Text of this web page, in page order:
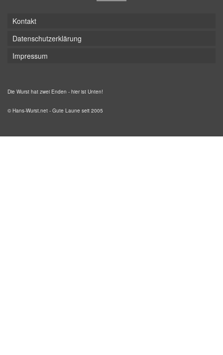
Kontakt
Datenschutzerklärung
Impressum
Die Wurst hat zwei Enden - hier ist Unten!
© Hans-Wurst.net - Gute Laune seit 2005